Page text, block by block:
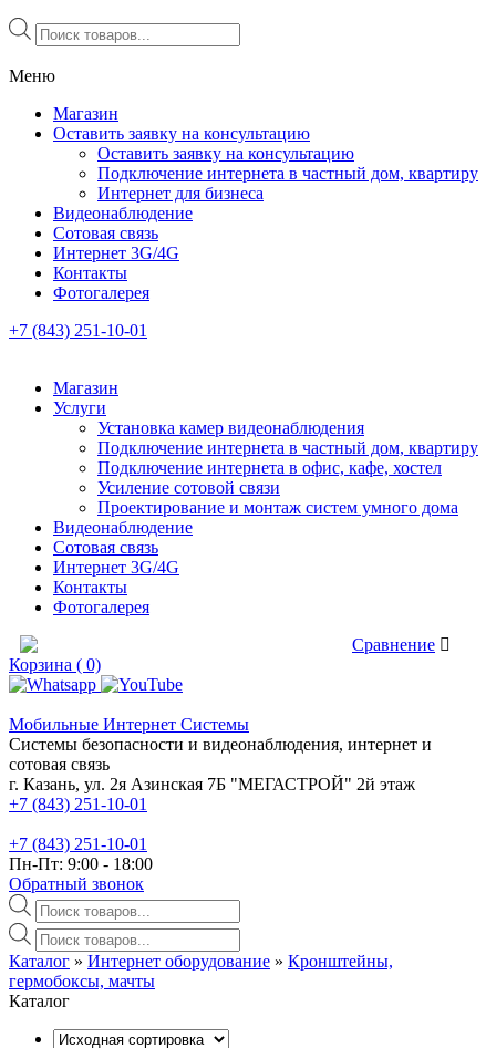
Поиск
товаров
Меню
Магазин
Оставить заявку на консультацию
Оставить заявку на консультацию
Подключение интернета в частный дом, квартиру
Интернет для бизнеса
Видеонаблюдение
Сотовая связь
Интернет 3G/4G
Контакты
Фотогалерея
+7 (843) 251-10-01
Магазин
Услуги
Установка камер видеонаблюдения
Подключение интернета в частный дом, квартиру
Подключение интернета в офис, кафе, хостел
Усиление сотовой связи
Проектирование и монтаж систем умного дома
Видеонаблюдение
Сотовая связь
Интернет 3G/4G
Контакты
Фотогалерея
Сравнение
Корзина ( 0)
Мобильные Интернет Системы
Системы безопасности и видеонаблюдения, интернет и
сотовая связь
г. Казань, ул. 2я Азинская 7Б "МЕГАСТРОЙ" 2й этаж
+7 (843) 251-10-01
+7 (843) 251-10-01
Пн-Пт: 9:00 - 18:00
Обратный звонок
Поиск
товаров
Поиск
товаров
Каталог »‎ Интернет оборудование »‎ Кронштейны,
гермобоксы, мачты
Каталог